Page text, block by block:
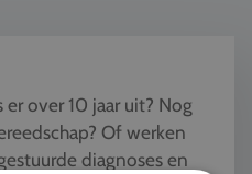
over 10 jaar uit? Nog
Of werken
diagnoses en